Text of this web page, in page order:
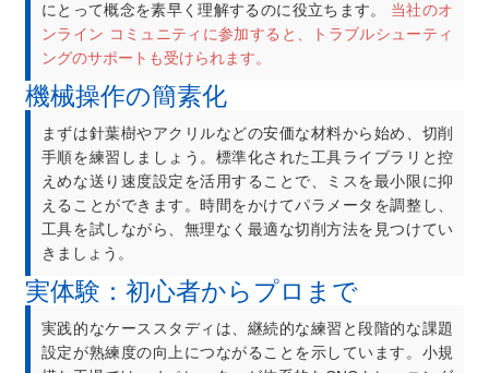
にとって概念を素早く理解するのに役立ちます。 当社のオ
ンライン コミュニティに参加すると、トラブルシューティ
ングのサポートも受けられます。
機械操作の簡素化
まずは針葉樹やアクリルなどの安価な材料から始め、切削
手順を練習しましょう。標準化された工具ライブラリと控
えめな送り速度設定を活用することで、ミスを最小限に抑
えることができます。時間をかけてパラメータを調整し、
工具を試しながら、無理なく最適な切削方法を見つけてい
きましょう。
実体験：初心者からプロまで
実践的なケーススタディは、継続的な練習と段階的な課題
設定が熟練度の向上につながることを示しています。小規